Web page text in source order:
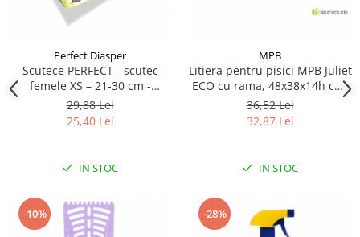
Perfect Diasper
Scutece PERFECT - scutec
femele XS – 21-30 cm -
circumferinta taliei 12 buc
29,88 Lei
25,40 Lei
IN STOC
MPB
Litiera pentru pisici MPB Juliet
ECO cu rama, 48x38x14h cm,
Verde
36,52 Lei
32,87 Lei
IN STOC
-10% -28%